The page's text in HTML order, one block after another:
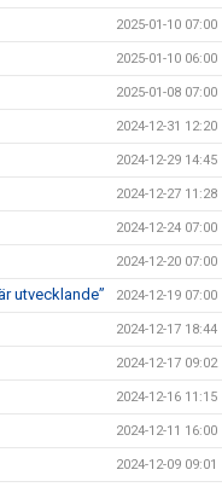
2025-01-10 07:00
2025-01-10 06:00
2025-01-08 07:00
2024-12-31 12:20
2024-12-29 14:45
2024-12-27 11:28
2024-12-24 07:00
2024-12-20 07:00
utvecklande” 2024-12-19 07:00
2024-12-17 18:44
2024-12-17 09:02
2024-12-16 11:15
2024-12-11 16:00
2024-12-09 09:01